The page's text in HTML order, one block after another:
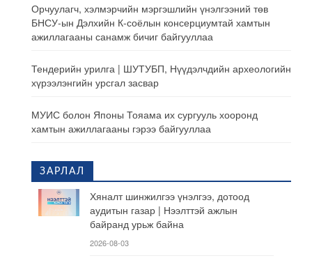
Орчуулагч, хэлмэрчийн мэргэшлийн үнэлгээний төв
БНСУ-ын Дэлхийн К-соёлын консерциумтай хамтын
ажиллагааны санамж бичиг байгууллаа
Тендерийн урилга | ШУТУБП, Нүүдэлчдийн археологийн
хүрээлэнгийн урсгал засвар
МУИС болон Японы Тояама их сургууль хооронд
хамтын ажиллагааны гэрээ байгууллаа
ЗАРЛАЛ
Хяналт шинжилгээ үнэлгээ, дотоод
аудитын газар | Нээлттэй ажлын
байранд урьж байна
2026-08-03